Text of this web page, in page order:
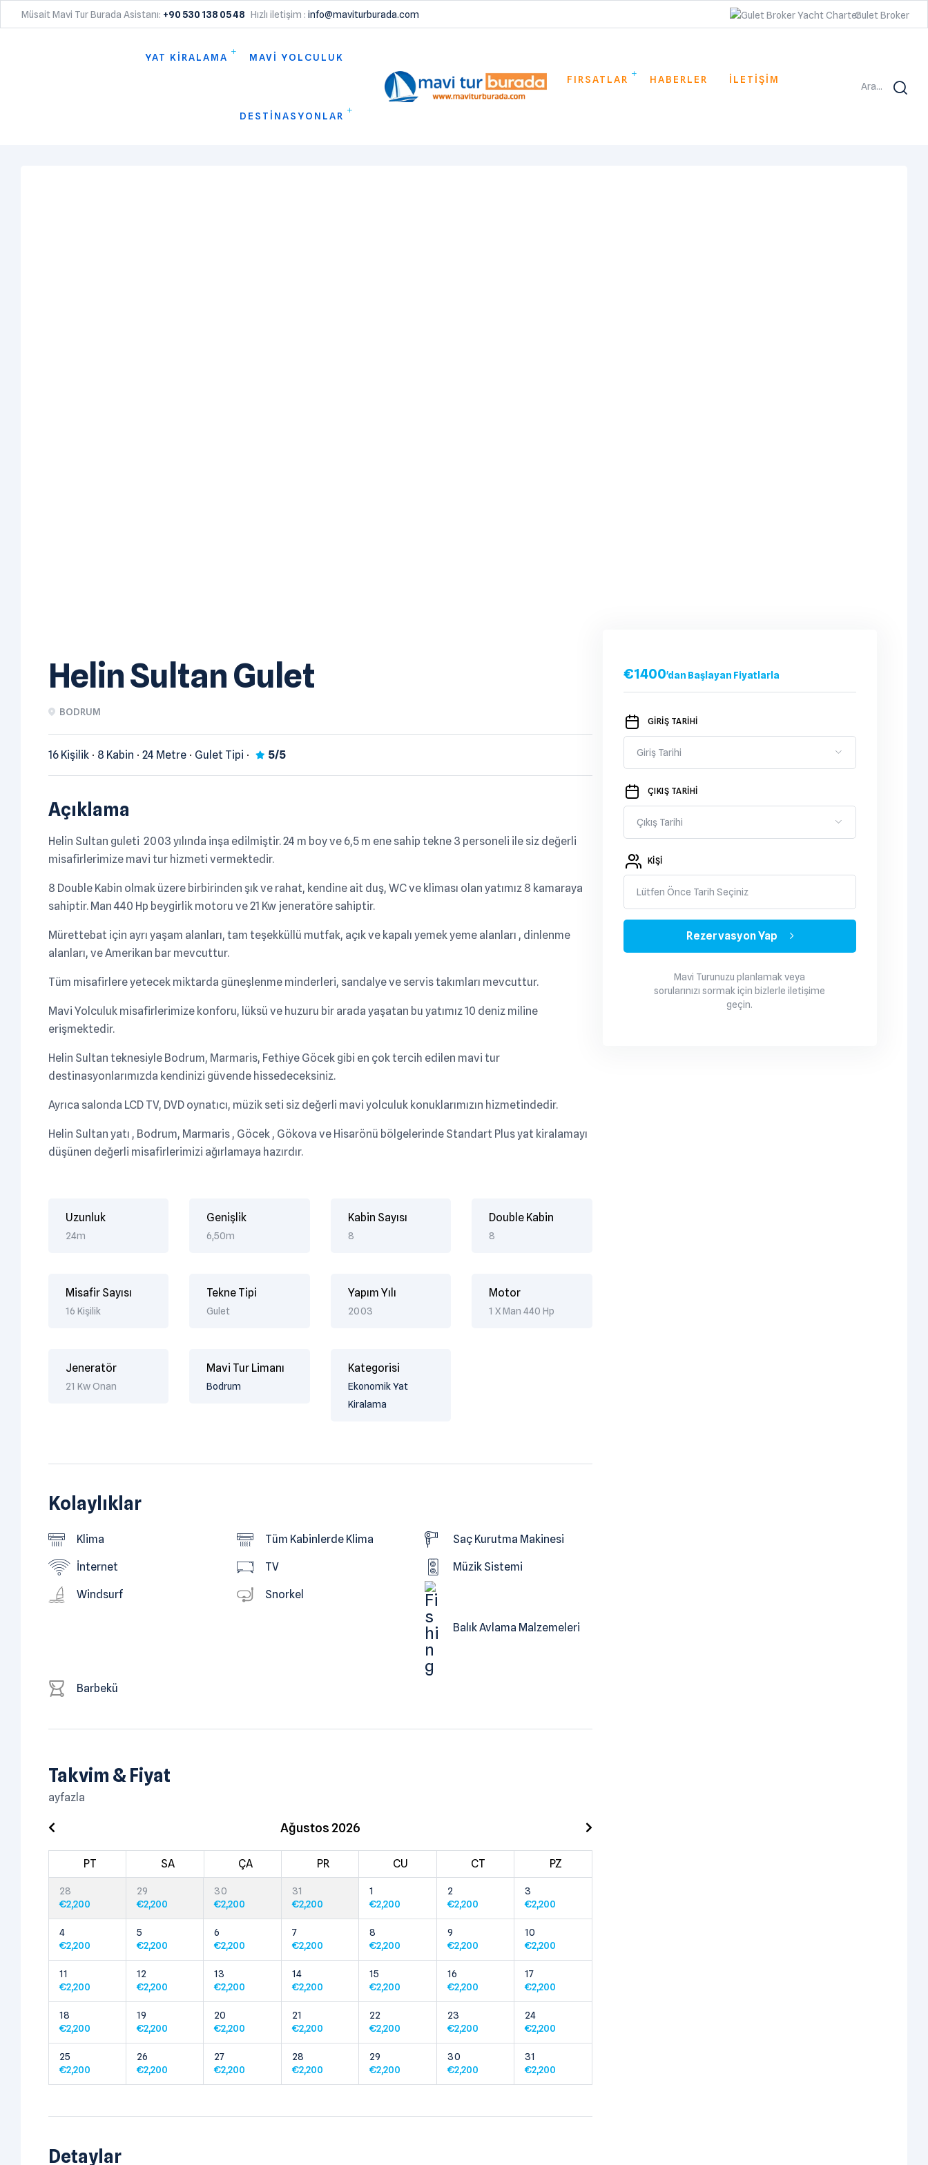
Müsait Mavi Tur Burada Asistanı: +90 530 138 05 48 Hızlı iletişim : info@maviturburada.com Gulet Broker
YAT KİRALAMA MAVİ YOLCULUK
DESTİNASYONLAR
FIRSATLAR HABERLER İLETİŞİM
Ara...
Helin Sultan Gulet
BODRUM
16 Kişilik 8 Kabin 24 Metre Gulet Tipi 5/5
Açıklama
Helin Sultan guleti 2003 yılında inşa edilmiştir. 24 m boy ve 6,5 m ene sahip tekne 3 personeli ile siz değerli
misafirlerimize mavi tur hizmeti vermektedir.
8 Double Kabin olmak üzere birbirinden şık ve rahat, kendine ait duş, WC ve kliması olan yatımız 8 kamaraya
sahiptir. Man 440 Hp beygirlik motoru ve 21 Kw jeneratöre sahiptir.
Mürettebat için ayrı yaşam alanları, tam teşekküllü mutfak, açık ve kapalı yemek yeme alanları , dinlenme
alanları, ve Amerikan bar mevcuttur.
Tüm misafirlere yetecek miktarda güneşlenme minderleri, sandalye ve servis takımları mevcuttur.
Mavi Yolculuk misafirlerimize konforu, lüksü ve huzuru bir arada yaşatan bu yatımız 10 deniz miline
erişmektedir.
Helin Sultan teknesiyle Bodrum, Marmaris, Fethiye Göcek gibi en çok tercih edilen mavi tur
destinasyonlarımızda kendinizi güvende hissedeceksiniz.
Ayrıca salonda LCD TV, DVD oynatıcı, müzik seti siz değerli mavi yolculuk konuklarımızın hizmetindedir.
Helin Sultan yatı , Bodrum, Marmaris , Göcek , Gökova ve Hisarönü bölgelerinde Standart Plus yat kiralamayı
düşünen değerli misafirlerimizi ağırlamaya hazırdır.
Uzunluk
24m
Genişlik
6,50m
Kabin Sayısı
8
Double Kabin
8
Misafir Sayısı
16 Kişilik
Tekne Tipi
Gulet
Yapım Yılı
2003
Motor
1 X Man 440 Hp
Jeneratör
21 Kw Onan
Mavi Tur Limanı
Bodrum
Kategorisi
Ekonomik Yat
Kiralama
Kolaylıklar
Klima Tüm Kabinlerde Klima Saç Kurutma Makinesi
İnternet TV Müzik Sistemi
Windsurf Snorkel
Balık Avlama Malzemeleri
Barbekü
Takvim & Fiyat
ayfazla
PT SA ÇA PR CU CT PZ
Ağustos 2026
28
€2,200
29
€2,200
30
€2,200
31
€2,200
1
€2,200
2
€2,200
3
€2,200
4
€2,200
5
€2,200
6
€2,200
7
€2,200
8
€2,200
9
€2,200
10
€2,200
11
€2,200
12
€2,200
13
€2,200
14
€2,200
15
€2,200
16
€2,200
17
€2,200
18
€2,200
19
€2,200
20
€2,200
21
€2,200
22
€2,200
23
€2,200
24
€2,200
25
€2,200
26
€2,200
27
€2,200
28
€2,200
29
€2,200
30
€2,200
31
€2,200
Detaylar
€1400'dan Başlayan Fiyatlarla
GİRİŞ TARİHİ
ÇIKIŞ TARİHİ
KIŞI
Lütfen Önce Tarih Seçiniz
Rezervasyon Yap
Mavi Turunuzu planlamak veya
sorularınızı sormak için bizlerle iletişime
geçin.